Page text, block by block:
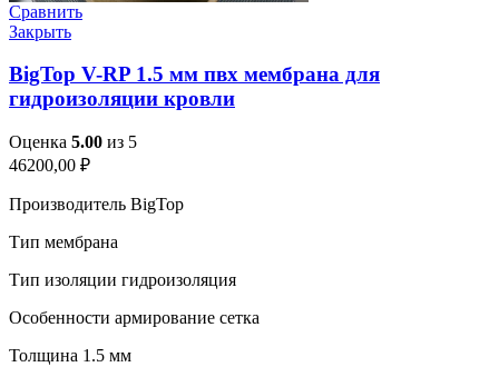
Сравнить
Закрыть
BigTop V-RP 1.5 мм пвх мембрана для
гидроизоляции кровли
Оценка 5.00 из 5
46200,00 ₽
Производитель BigTop
Тип мембрана
Тип изоляции гидроизоляция
Особенности армирование сетка
Толщина 1.5 мм